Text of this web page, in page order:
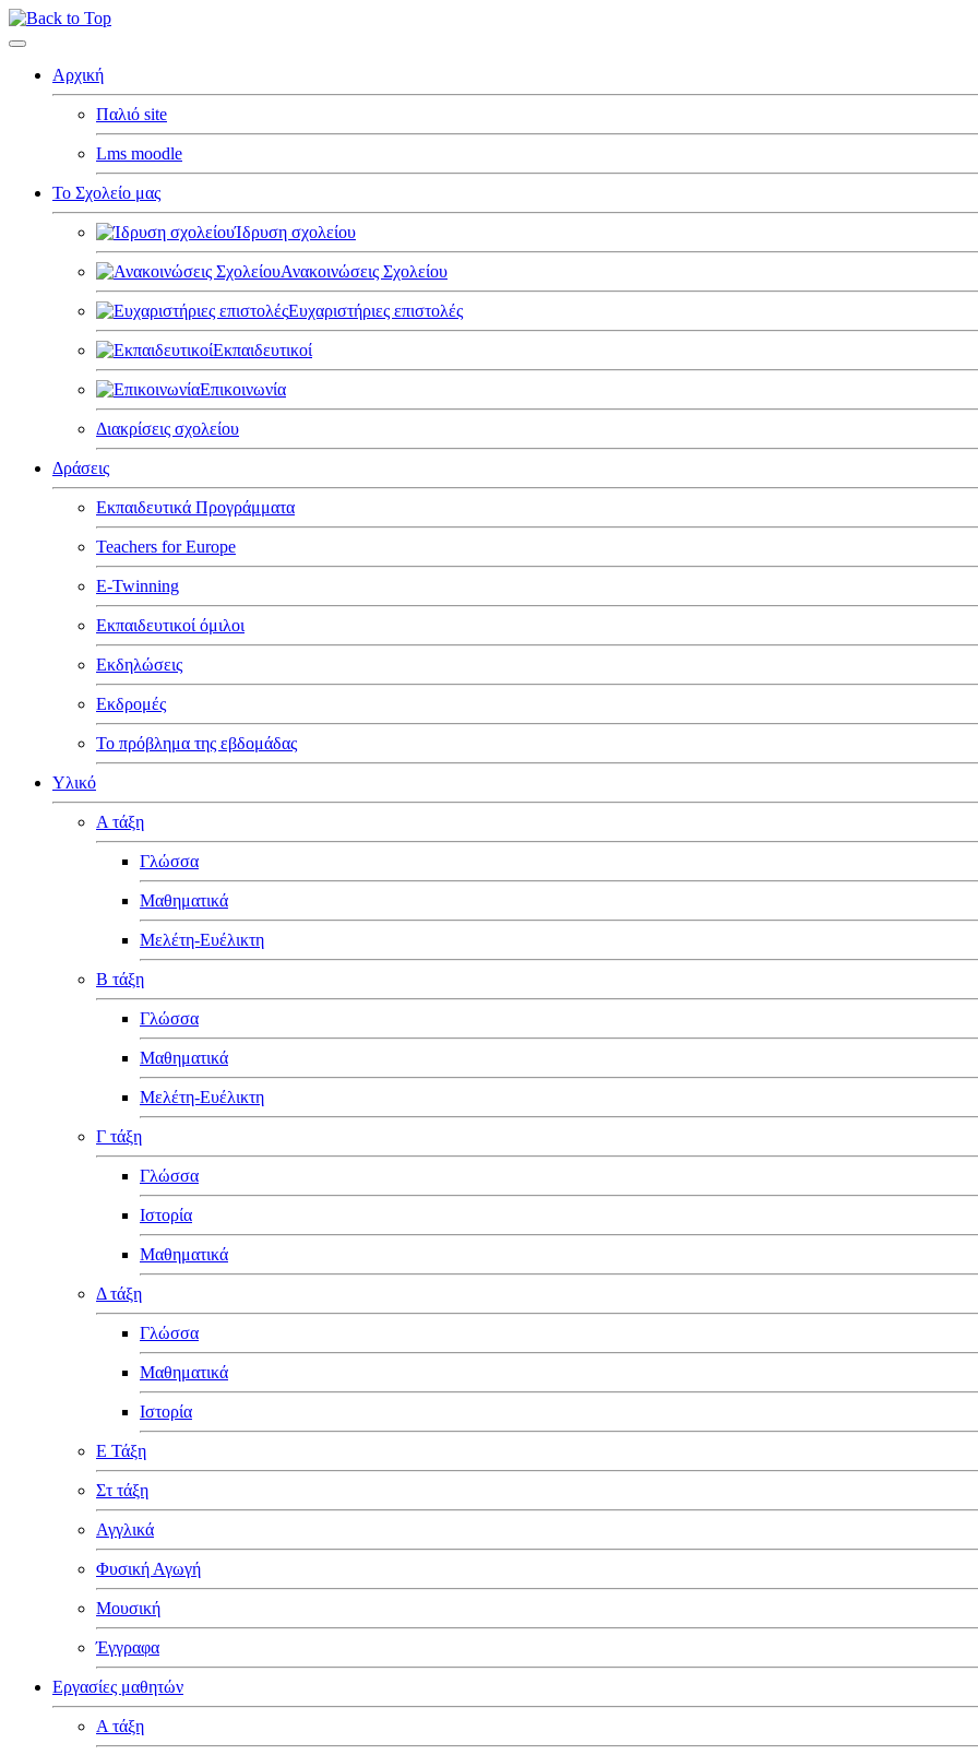
Αρχική
Παλιό site
Lms moodle
Το Σχολείο μας
Ίδρυση σχολείου
Ανακοινώσεις Σχολείου
Ευχαριστήριες επιστολές
Εκπαιδευτικοί
Επικοινωνία
Διακρίσεις σχολείου
Δράσεις
Εκπαιδευτικά Προγράμματα
Teachers for Europe
E-Twinning
Εκπαιδευτικοί όμιλοι
Εκδηλώσεις
Εκδρομές
Το πρόβλημα της εβδομάδας
Υλικό
Α τάξη
Γλώσσα
Μαθηματικά
Μελέτη-Ευέλικτη
Β τάξη
Γλώσσα
Μαθηματικά
Μελέτη-Ευέλικτη
Γ τάξη
Γλώσσα
Ιστορία
Μαθηματικά
Δ τάξη
Γλώσσα
Μαθηματικά
Ιστορία
Ε Τάξη
Στ τάξη
Αγγλικά
Φυσική Αγωγή
Μουσική
Έγγραφα
Εργασίες μαθητών
Α τάξη